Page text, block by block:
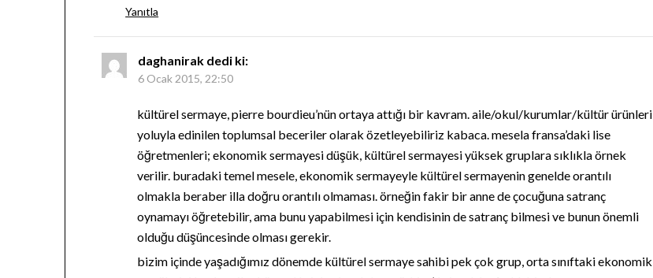
Yanıtla
daghanirak dedi ki:
6 Ocak 2015, 22:50
kültürel sermaye, pierre bourdieu’nün ortaya attığı bir kavram. aile/okul/kurumlar/kültür ürünleri
yoluyla edinilen toplumsal beceriler olarak özetleyebiliriz kabaca. mesela fransa’daki lise
öğretmenleri; ekonomik sermayesi düşük, kültürel sermayesi yüksek gruplara sıklıkla örnek
verilir. buradaki temel mesele, ekonomik sermayeyle kültürel sermayenin genelde orantılı
olmakla beraber illa doğru orantılı olmaması. örneğin fakir bir anne de çocuğuna satranç
oynamayı öğretebilir, ama bunu yapabilmesi için kendisinin de satranç bilmesi ve bunun önemli
olduğu düşüncesinde olması gerekir.
bizim içinde yaşadığımız dönemde kültürel sermaye sahibi pek çok grup, orta sınıftaki ekonomik